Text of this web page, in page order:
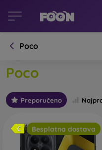
Poco
Poco
Preporučeno
Besplatna dostava